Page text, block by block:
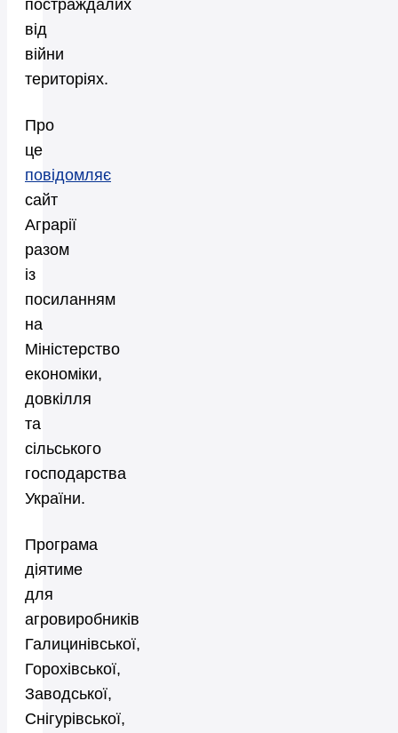
постраждалих
від
війни
територіях.
Про
це
повідомляє
сайт
Аграрії
разом
із
посиланням
на
Міністерство
економіки,
довкілля
та
сільського
господарства
України.
Програма
діятиме
для
агровиробників
Галицинівської,
Горохівської,
Заводської,
Снігурівської,